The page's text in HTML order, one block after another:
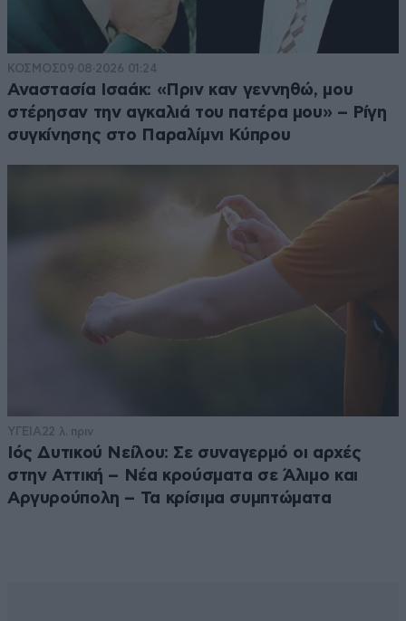
ΚΟΣΜΟΣ09·08·2026 01:24
Αναστασία Ισαάκ: «Πριν καν γεννηθώ, μου
στέρησαν την αγκαλιά του πατέρα μου» – Ρίγη
συγκίνησης στο Παραλίμνι Κύπρου
ΥΓΕΙΑ22 λ. πριν
Ιός Δυτικού Νείλου: Σε συναγερμό οι αρχές
στην Αττική – Νέα κρούσματα σε Άλιμο και
Αργυρούπολη – Τα κρίσιμα συμπτώματα